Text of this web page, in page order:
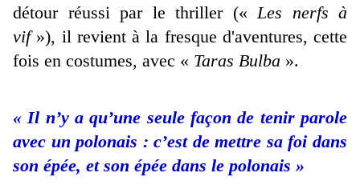
détour réussi par le thriller («Les nerfs à
vif»), il revient à la fresque d'aventures, cette
fois en costumes, avec « Taras Bulba ».
« Il n’y a qu’une seule façon de tenir parole
avec un polonais : c’est de mettre sa foi dans
son épée, et son épée dans le polonais »